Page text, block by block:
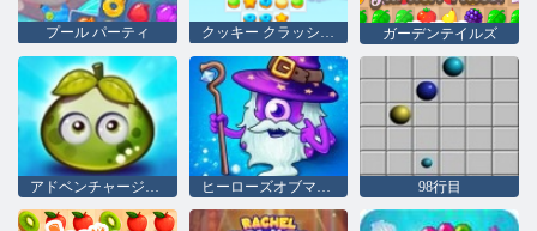
プール パーティ クッキー クラッシュ 3 ガーデンテイルズ
98行目